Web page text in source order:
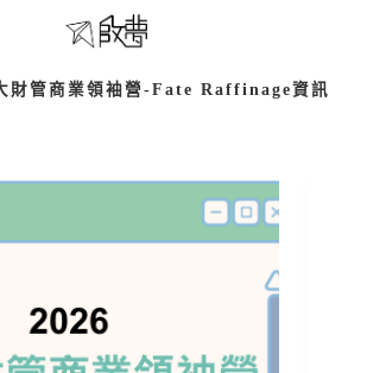
財管商業領袖營-Fate Raffinage資訊